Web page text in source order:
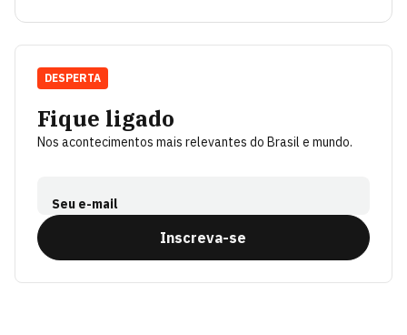
Fique ligado
Nos acontecimentos mais relevantes do Brasil e mundo.
Seu e-mail
Inscreva-se
DESPERTA